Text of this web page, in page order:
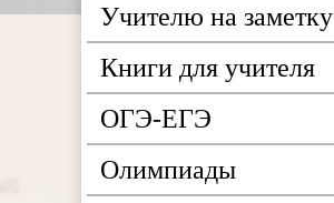
Учителю на заметку
Книги для учителя
ОГЭ-ЕГЭ
Олимпиады